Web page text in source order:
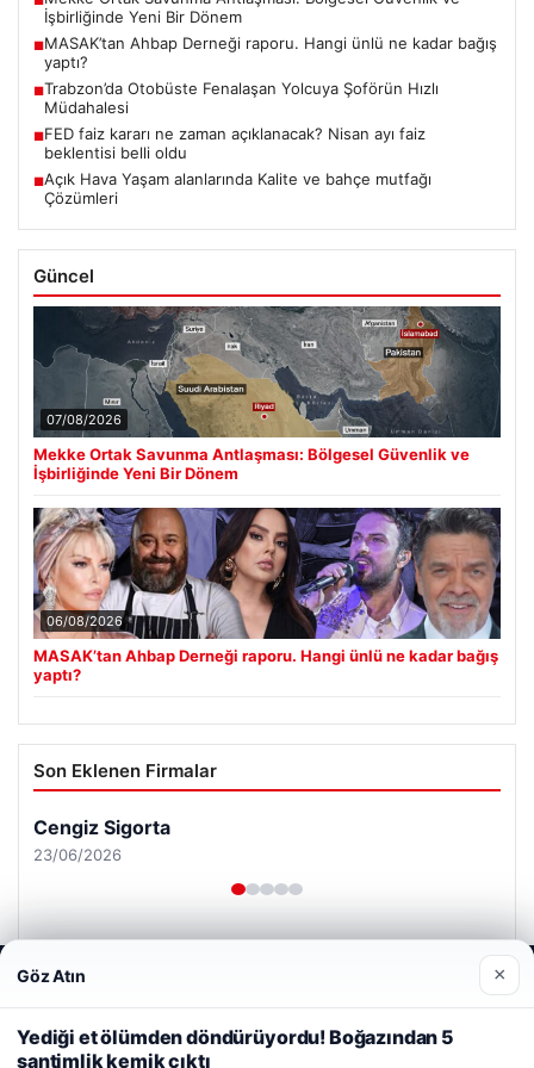
İşbirliğinde Yeni Bir Dönem
■MASAK’tan Ahbap Derneği raporu. Hangi ünlü ne kadar bağış
yaptı?
■Trabzon’da Otobüste Fenalaşan Yolcuya Şoförün Hızlı
Müdahalesi
■FED faiz kararı ne zaman açıklanacak? Nisan ayı faiz
beklentisi belli oldu
■Açık Hava Yaşam alanlarında Kalite ve bahçe mutfağı
Çözümleri
Güncel
07/08/2026
Mekke Ortak Savunma Antlaşması: Bölgesel Güvenlik ve
İşbirliğinde Yeni Bir Dönem
06/08/2026
MASAK’tan Ahbap Derneği raporu. Hangi ünlü ne kadar bağış
yaptı?
Son Eklenen Firmalar
Cengiz Sigorta
23/06/2026
© 2026 Renkli Yazı – Güncel Haberler
Web sitemizi nasıl kullandığınızı daha iyi anlayabilmek,
deneyiminizi kişiselleştirmek ve geliştirmek amacıyla çerezler
kullanıyoruz.Çerez Politikamız
Reddet Kabul Et
Göz Atın ×
Yediği et ölümden döndürüyordu! Boğazından 5
santimlik kemik çıktı